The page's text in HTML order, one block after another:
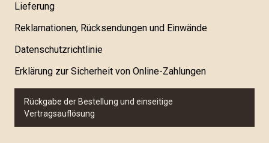
Lieferung
Reklamationen, Rücksendungen und Einwände
Datenschutzrichtlinie
Erklärung zur Sicherheit von Online-Zahlungen
Rückgabe der Bestellung und einseitige
Vertragsauflösung